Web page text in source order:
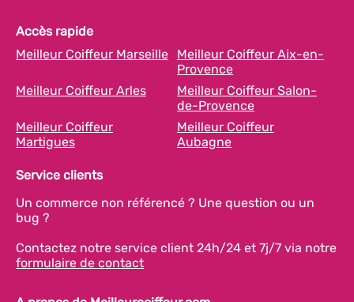
Accès rapide
Meilleur Coiffeur Marseille
Meilleur Coiffeur Aix-en-
Provence
Meilleur Coiffeur Arles
Meilleur Coiffeur Salon-
de-Provence
Meilleur Coiffeur
Martigues
Meilleur Coiffeur
Aubagne
Service clients
Un commerce non référencé ? Une question ou un
bug ?
Contactez notre service client 24h/24 et 7j/7 via notre
formulaire de contact